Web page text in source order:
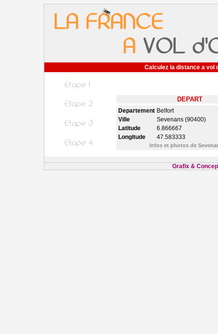
Calculez la distance a vol
DEPART
Departement Belfort
Ville
Sevenans (90400)
Latitude
6.866667
Longitude
47.583333
Infos et photos de
Grafix &